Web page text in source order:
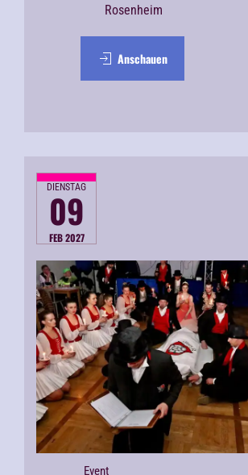
Rosenheim
Anschauen
DIENSTAG
09
FEB 2027
Event